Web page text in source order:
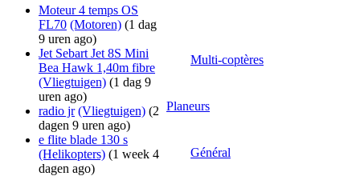
Moteur 4 temps OS
FL70 (Motoren) (1 dag
9 uren ago)
Jet Sebart Jet 8S Mini
Bea Hawk 1,40m fibre
(Vliegtuigen) (1 dag 9
uren ago)
radio jr (Vliegtuigen) (2
dagen 9 uren ago)
e flite blade 130 s
(Helikopters) (1 week 4
dagen ago)
Multi-coptères
Planeurs
Général